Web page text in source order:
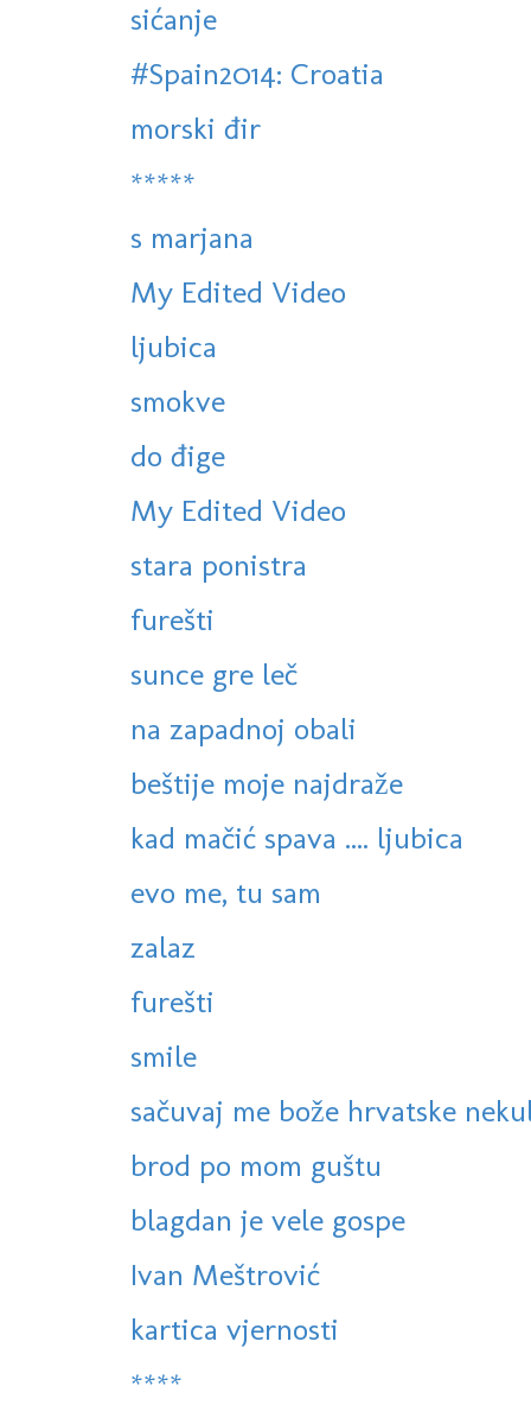
sićanje
#Spain2014: Croatia
morski đir
*****
s marjana
My Edited Video
ljubica
smokve
do đige
My Edited Video
stara ponistra
furešti
sunce gre leč
na zapadnoj obali
beštije moje najdraže
kad mačić spava .... ljubica
evo me, tu sam
zalaz
furešti
smile
sačuvaj me bože hrvatske
brod po mom guštu
blagdan je vele gospe
Ivan Meštrović
kartica vjernosti
****